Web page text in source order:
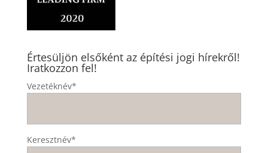
Értesüljön elsőként az építési jogi hírekről!
Iratkozzon fel!
Vezetéknév*
Keresztnév*